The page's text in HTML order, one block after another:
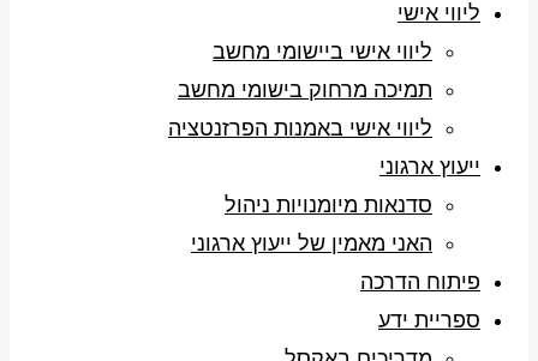
ליווי אישי
ליווי אישי ביישומי מחשב
תמיכה מרחוק בישומי מחשב
ליווי אישי באמנות הפרזנטציה
ייעוץ ארגוני
סדנאות מיומנויות ניהול
האני מאמין של ייעוץ ארגוני
פיתוח הדרכה
ספריית ידע